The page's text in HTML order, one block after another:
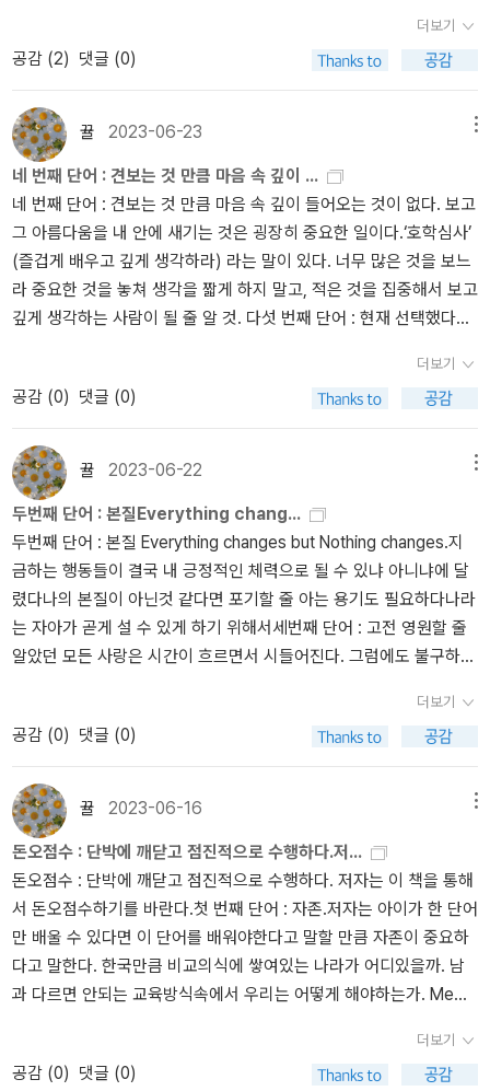
되어야 한다.(P 67) - 본질을 발견하려는 노력과 본질이 아니라고 생
한다. ---> '나'라는 자아가 곧게 설 수 있는 기반 - 사물의 핵심에 가
장 빠르게 도달하는 길의 이름이 '연륜'이다. 복잡한 사물의 핵심이
무엇인지 보려는 노력, 어떤 것을 보RH 달려가느냐가 세상과의 싸움
에서 이길 수 있는 커다란 무기이다.(P 69) 제3장 고전(古典) -
우주를 한 사람으로 축소하고 그 사람을 신으로 다시 확대하는 것이
바로 사랑이다.(P 77) * P94 ~ 95의 내용은 우리가 고전을 어떻게
마주해야 하는가를 이야기한 중요한 내용으로 고전을 사랑하는 독
자들이라면 꼭 읽어보기 바랍니다. - 클래식, 고전을 진짜 만나기 위
해서는 함부로 씹다 버린 껌처럼 여기지 않기 위해서는 준비가 필요
하다.(P 95) - 고전을 머리로 알려고 하기 전에 몸으로 받아들이고
있는 대상이다. 공부의 대상이 아니다. 많이 아는 것은 그렇게 중요
하지 않다. 얕게 알려고 하지 말고, 깊이 보고 들으려 하면 좋다.(P10
9) 제4장 견(見) - 창의력을 기를 수 있는 단 하나의 교실은 현장이
다.(P116) - 심부재언 시이불견 청이불문 식이부지기미 (心不在焉
視而不見 聽而不聞 食而不知基味) 마음에 있지 않으면 들어도
들리지 않으며 그 맛을 모른다.(P122) - 위대한 장면도 감상을 하지
않았다면 사소한 것이고, 사소한 장면도 감상을 하였다면 위대한 것
이다.(P124) - 내가 경험하는 어떤 순간에 스스로 의미를 부여하면
내 삶은 의미 있는 순간의 합이 되고, 의미를 부여하지 않으면 내 삶
이 배우고 깊이 생각하라. 심사(深思)란 너무 많이 보려고 하지 말
다 해보는 데서 오는 게 아니라 개별적인 것들의 본질을 이해하려
고 끝까지 탐구하면서 생겨나는 것이다.(피천득, P144) 제5장 현재
(現在) - 만물개비어아의(萬物皆備於我矣), 반신이성나막대언(反
身而誠樂幕大焉) 만물의 이치가 나에게 갖추어져 있으니, 나를 돌
아보고 지금 하는 일에 성의를 다 한다면 그 즐거움이 더없이 클 것
이다.(맹자, P156) - 어떤 선택을 하고 그걸 옳게 만드는 과정에서 제
일 중요한 것은 바로 '돌아보지 않는 자세'이다. 그 선택을 옳게 만들
려면 지금의 상황에서 무엇이 최선인지 생각하고 실천하는 게 제일
잘못의 시작일 뿐이다.(P164) - 답이 내 앞에 있다는 사실, 현재에 있
부산 〈책과 아이들〉에서 이야기꽃을 잇고 새로 일구고 다시 읽어내는
나날입니다. 깨어나려는 마음이기에 알을 깨며 알아가요. 안 깨어나
려고 하기에 그만 고이고 곪다가 골로 가는 구렁에 잠길 테고요. 알을
깨기란 언뜻 힘들 만하지만, 알아가는 빛을 틔우며 새힘이 솟는다고
봅니다. 처음 한 사람도 대수롭지만, 언제나 ‘첫(처음)’이 아닌 ‘사
람’이 대수롭습니다. 첫길을 열기에 대수롭고, 두길을 가기에 대수롭
고, 가운길을 거쳐 끝길을 잇기에 모두 대수롭습니다. 잘하지 않아도
되고, 못해도 넉넉합니다. 잘못했으면 뉘우치고 돌아보면서 바로잡을
일입니다. 누구나 하루를 살아내며 앞으로 나아갑니다. 저마다 오늘
을 노래하며 함께 생각합니다. 흐르는 물이기에 맑고, 흐르는 바람이
라서 밝습니다. 우리 몸은 물과 바람을 나란히 품고 어우릅니다. 모든
사람은 맑고 밝은 빛으로 반짝이는 씨앗이 있어요. 아직 눈뜨지 않아
나아갈 뿐입니다. 낱말 하나를 차분히 배우고 익히면서 살림 하나를
이곳에서 배우는 한 가지를 추스르고 어우르는 마음이라면 언제나 이
씨앗 한 톨을 바탕으로 숲을 새로 일으킵니다.《우리는 소리를 듣지 못
하는 야구부입니다》(원유순 글·임승현 그림, 두산동아, 2006.3.30.)
《우리는 지금 모험 중》(이도이아 이리베르테기/성초림 옮김, 키다리,
2023.1.16.)#Regla nº 1 #IdoiaIribertegui《국화와 칼》(루스 베네딕
트/김윤식·오인석 옮김, 을유문화사, 1974.2.28.첫/2019.8.25.6판/
2021.7.15.6판10벌)《주청공사관 일기》(이수복 글·박건웅 그림, 우리
나비, 2022.8.10.첫/2022.11.30.2벌)《사춘기 준비 사전》(박성우 글
·애슝 그림, 창비, 2019.11.25.첫/2019.11.27.2벌)《이상한 과자 가게
전천당 1》(히로시마 레이코 글·쟈쟈 그림/김정화 옮김, 길벗스쿨, 20
19.7.5.첫/2022.2.10.22벌)#廣島玲子 #ふしぎ?菓子屋錢天堂
《문화어 수업》(한성우·설송아, 어크로스, 2019.8.12.첫/2020.8.20.
3벌)《권기옥》(강정연 글·오영은 그림, 비룡소, 2021.9.10.첫/2024.1.
16.3벌)《35년 2 1916∼1920》(박시백, 비아북, 2018.1.2.)《앨런의
전쟁》(에마뉘엘 기베르/차예슬·장재경·이하규 옮김, 휴머니스트, 201
3.3.4.)#AlansWar #TheMemoriesofGI #AlanCope #Emmanuel
Guiber《여덟 단어》(박웅현, 북하우스, 2013.5.20.첫/2013.11.11.29
벌)글 : 숲노래·파란놀(최종규). 낱말책을 쓴다. 《풀꽃나무 들숲노래
동시 따라쓰기》, 《새로 쓰는 말밑 꾸러미 사전》, 《미래세대를 위한 우
리말과 문해력》, 《들꽃내음 따라 걷다가 작은책집을 보았습니다》,
《우리말꽃》, 《쉬운 말이 평화》, 《곁말》, 《책숲마실》, 《우리말 수수께
끼 동시》, 《시골에서 살림 짓는 즐거움》, 《이오덕 마음 읽기》을 썼다.
더보기
공감 (2) 댓글 (0)
뀰 2023-06-23
네 번째 단어 : 견보는 것 만큼 마음 속 깊이 ...
네 번째 단어 : 견보는 것 만큼 마음 속 깊이 들어오는 것이 없다. 보고
그 아름다움을 내 안에 새기는 것은 굉장히 중요한 일이다.‘호학심사’
(즐겁게 배우고 깊게 생각하라) 라는 말이 있다. 너무 많은 것을 보느
라 중요한 것을 놓쳐 생각을 짧게 하지 말고, 적은 것을 집중해서 보고
깊게 생각하는 사람이 될 줄 알 것. 다섯 번째 단어 : 현재 선택했다면
세일 뿐이다.매 순간 티없는 희열을 느껴라.자기 욕망의 크기를 안 파
우스트는 악마의 힘을 빌리면서 결코 자신이 삶에 만족하지 않을 것
을 알고 자신이 삶에 만족해 이 말을 하면 영혼을 가져가도 된다고 이
야기했다. “머물러라, 너는 정말 아름답구나! ”늘 이런 마음으로 아름
다움을 바라보면서 살 것. 현재에 충실할 것 .Verweile doch, du bist
so schön!머물러라. 너는 정말 아름답구나.
더보기
공감 (0) 댓글 (0)
뀰 2023-06-22
두번째 단어 : 본질Everything chang...
두번째 단어 : 본질 Everything changes but Nothing changes.지
금하는 행동들이 결국 내 긍정적인 체력으로 될 수 있냐 아니냐에 달
렸다나의 본질이 아닌것 같다면 포기할 줄 아는 용기도 필요하다나라
는 자아가 곧게 설 수 있게 하기 위해서세번째 단어 : 고전 영원할 줄
알았던 모든 사랑은 시간이 흐르면서 시들어진다. 그럼에도 불구하고
더보기
공감 (0) 댓글 (0)
뀰 2023-06-16
돈오점수 : 단박에 깨닫고 점진적으로 수행하다.저...
돈오점수 : 단박에 깨닫고 점진적으로 수행하다. 저자는 이 책을 통해
서 돈오점수하기를 바란다.첫 번째 단어 : 자존.저자는 아이가 한 단어
만 배울 수 있다면 이 단어를 배워야한다고 말할 만큼 자존이 중요하
다고 말한다. 한국만큼 비교의식에 쌓여있는 나라가 어디있을까. 남
과 다르면 안되는 교육방식속에서 우리는 어떻게 해야하는가. Meme
이는 두 문장은 결국 같은 맥락을 바라본다. Be yourself 모든 사람은
완벽하게 불완전하다. 결국 자기 자신의 장점을 부각시켜야한다. 모
더보기
공감 (0) 댓글 (0)